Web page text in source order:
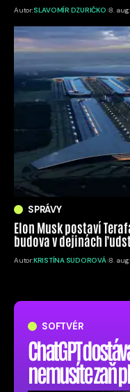
SOFTVÉR
ChatGPT
nemusíte zaň
Autor:SLAVOMÍR DZURIČKO 8.
SPRÁVY
Elon Musk postaví
budova v dejinách
Autor:KRISTÍNA SUDOROVÁ 8.